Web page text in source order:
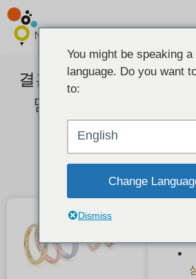
결혼반지 비용은 남자
담할까? 더치페이가
You might be speaking
language. Do you want
to:
English
Change
Dismiss